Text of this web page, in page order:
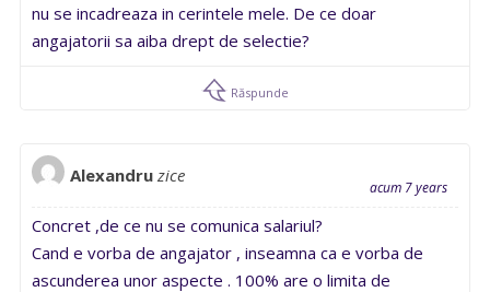
nu se incadreaza in cerintele mele. De ce doar
angajatorii sa aiba drept de selectie?
Răspunde
Alexandru zice
acum 7 years
Concret ,de ce nu se comunica salariul?
Cand e vorba de angajator , inseamna ca e vorba de
ascunderea unor aspecte . 100% are o limita de